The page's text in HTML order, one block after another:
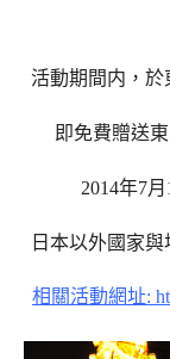
活動期間内，
即免費贈送
2014年7
日本以外國家
相關活動網址: